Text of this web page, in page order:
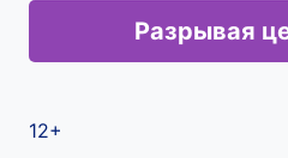
Разрывая
12+